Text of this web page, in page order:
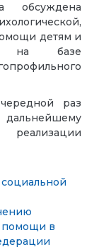
детям и
на базе
раз
помощи в